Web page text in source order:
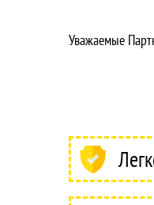
Уважаемые